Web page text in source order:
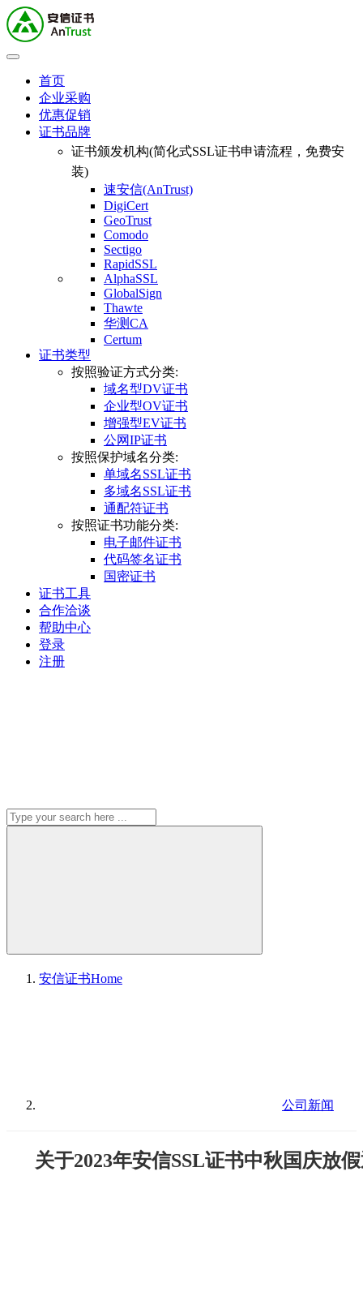
首页
企业采购
优惠促销
证书品牌
证书颁发机构(简化式SSL证书申请流程，免费安
装)
速安信(AnTrust)
DigiCert
GeoTrust
Comodo
Sectigo
RapidSSL
AlphaSSL
GlobalSign
Thawte
华测CA
Certum
证书类型
按照验证方式分类:
域名型DV证书
企业型OV证书
增强型EV证书
公网IP证书
按照保护域名分类:
单域名SSL证书
多域名SSL证书
通配符证书
按照证书功能分类:
电子邮件证书
代码签名证书
国密证书
证书工具
合作洽谈
帮助中心
登录
注册
安信证书Home
公司新闻
关于2023年安信SSL证书中秋国庆放